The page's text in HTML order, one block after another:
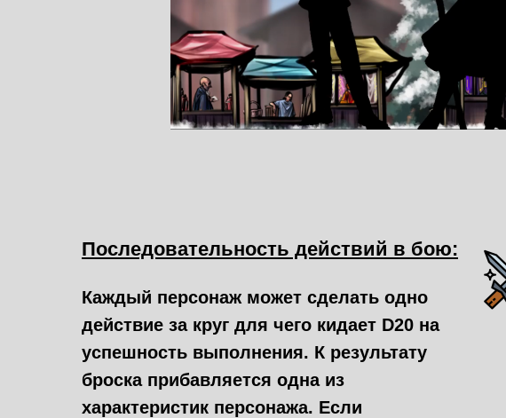
Последовательность действий в бою:
Каждый персонаж может сделать одно
действие за круг для чего кидает D20 на
успешность выполнения. К результату
броска прибавляется одна из
характеристик персонажа. Если